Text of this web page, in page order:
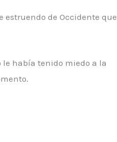
estruendo de Occidente que
le había tenido miedo a la